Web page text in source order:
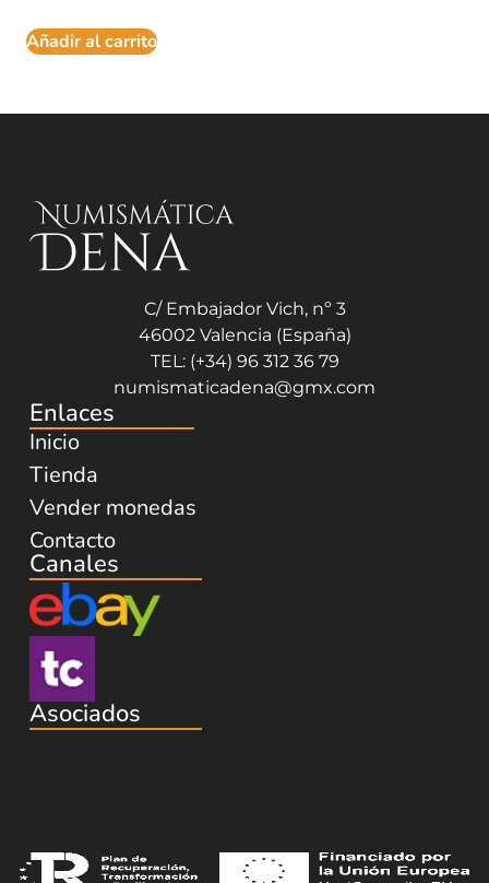
Añadir al carrito
C/ Embajador Vich, nº 3
46002 Valencia (España)
TEL: (+34) 96 312 36 79
numismaticadena@gmx.com
Enlaces
Inicio
Tienda
Vender monedas
Contacto
Canales
Asociados